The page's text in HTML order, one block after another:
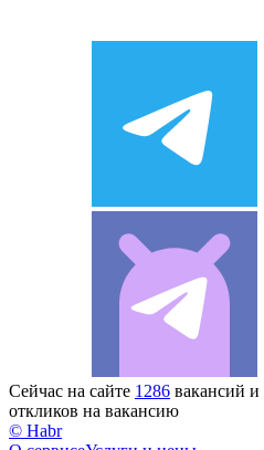
Сейчас на сайте 1286 вакансий и
откликов на вакансию
© Habr